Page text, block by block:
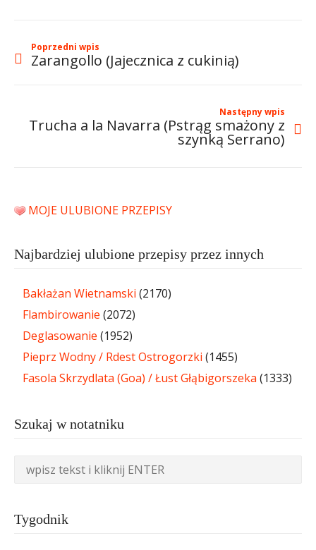
Poprzedni wpis
Zarangollo (Jajecznica z cukinią)
Następny wpis
Trucha a la Navarra (Pstrąg smażony z
szynką Serrano)
MOJE ULUBIONE PRZEPISY
Najbardziej ulubione przepisy przez innych
Bakłażan Wietnamski (2170)
Flambirowanie (2072)
Deglasowanie (1952)
Pieprz Wodny / Rdest Ostrogorzki (1455)
Fasola Skrzydlata (Goa) / Łust Głąbigorszeka (1333)
Szukaj w notatniku
Tygodnik